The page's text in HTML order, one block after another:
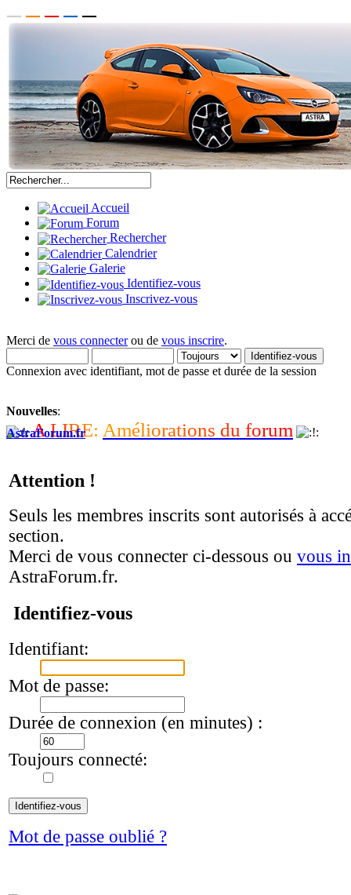
Accueil
Forum
Rechercher
Calendrier
Galerie
Identifiez-vous
Inscrivez-vous
Merci de vous connecterou de vous inscrire.
Connexion avec identifiant, mot de passe et durée de la session
Nouvelles:
A LIRE: Améliorations du forum
AstraForum.fr
Attention !
Seuls les membres inscrits sont autorisés à
section.
Merci de vous connecter ci-dessous ou vous
AstraForum.fr.
Identifiez-vous
Identifiant:
Mot de passe:
Durée de connexion (en minutes) :
Toujours connecté:
Mot de passe oublié ?